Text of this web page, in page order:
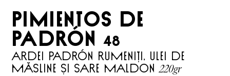
pimientos de
Padrón48
Ardei Padrón RUMENIȚI, ulei de
măsline și sare Maldon220gr